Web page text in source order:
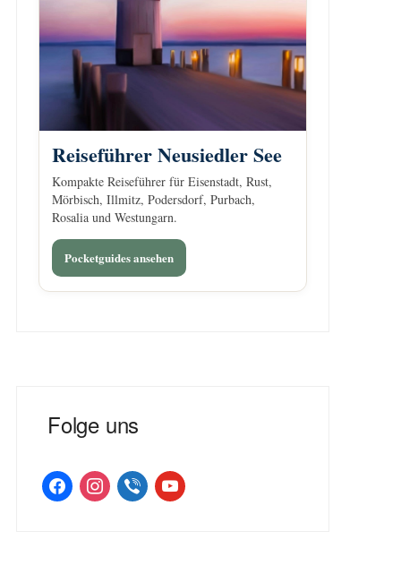
Reiseführer Neusiedler See
Kompakte Reiseführer für Eisenstadt, Rust,
Mörbisch, Illmitz, Podersdorf, Purbach,
Rosalia und Westungarn.
Pocketguides ansehen
Folge uns
facebookinstagramviber youtube